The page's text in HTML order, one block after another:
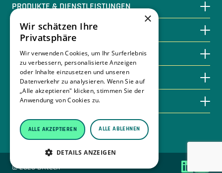
PRODUKTE & DIENSTLEISTUNGEN
DURCH BIOENERGIE SPAREN
WISSENSDATENBANK
KONTAKTIEREN SIE UNS
ÜBER BKTECH
Integritätsrichtlinie
© 2026 BKtech
×
Wir schätzen Ihre
Privatsphäre
Wir verwenden Cookies, um Ihr Surferlebnis
zu verbessern, personalisierte Anzeigen
oder Inhalte einzusetzen und unseren
Datenverkehr zu analysieren. Wenn Sie auf
„Alle akzeptieren" klicken, stimmen Sie der
Anwendung von Cookies zu.
ALLE AKZEPTIEREN ALLE ABLEHNEN
DETAILS ANZEIGEN